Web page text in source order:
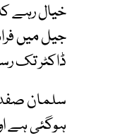
خیال رہے
جیل میں
ڈاکٹر تک
ہوگئی ہے